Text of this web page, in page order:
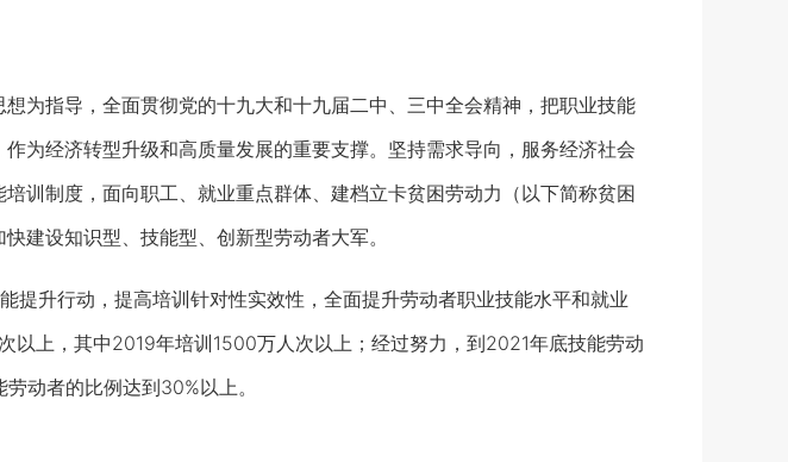
指导，全面贯彻党的十九大和十九届二中、三中全会精神，把职业技能
为经济转型升级和高质量发展的重要支撑。坚持需求导向，服务经济社会
训制度，面向职工、就业重点群体、建档立卡贫困劳动力（以下简称贫困
建设知识型、技能型、创新型劳动者大军。
升行动，提高培训针对性实效性，全面提升劳动者职业技能水平和就业
上，其中2019年培训1500万人次以上；经过努力，到2021年底技能劳动
动者的比例达到30%以上。